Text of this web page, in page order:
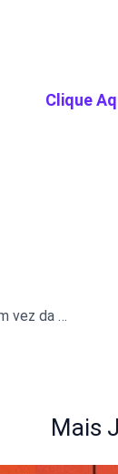
Clique
Porque o preso escolheu o pão em vez da chave? Veja a resposta
Mais